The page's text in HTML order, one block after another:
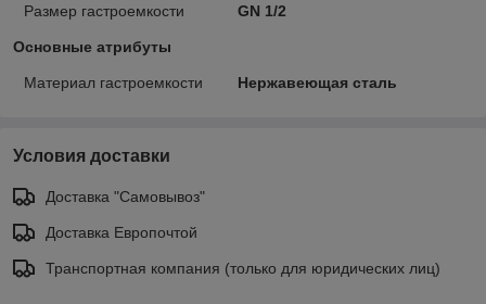
Размер гастроемкости
GN 1/2
Основные атрибуты
Материал гастроемкости Нержавеющая сталь
Условия доставки
Доставка "Самовывоз"
Доставка Европочтой
Транспортная компания (только для юридических лиц)